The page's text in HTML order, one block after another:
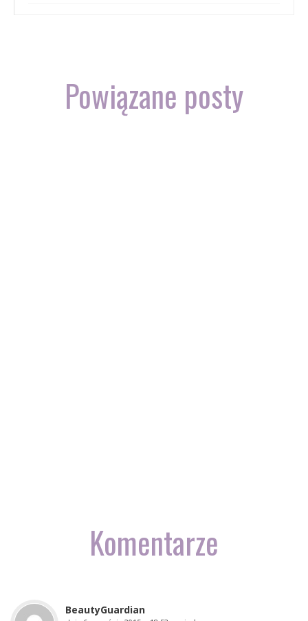
Powiązane posty
Komentarze
BeautyGuardian